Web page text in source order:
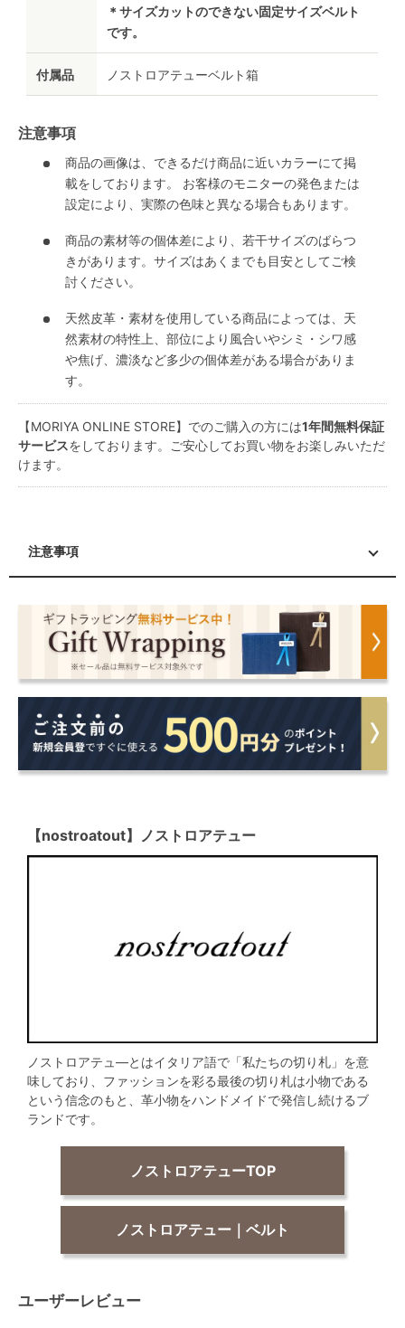
＊サイズカットのできない固定サイズベルト
です。
付属品 ノストロアテューベルト箱
注意事項
商品の画像は、できるだけ商品に近いカラーにて掲
載をしております。 お客様のモニターの発色または
設定により、実際の色味と異なる場合もあります。
商品の素材等の個体差により、若干サイズのばらつ
きがあります。サイズはあくまでも目安としてご検
討ください。
天然皮革・素材を使用している商品によっては、天
然素材の特性上、部位により風合いやシミ・シワ感
や焦げ、濃淡など多少の個体差がある場合がありま
す。
【MORIYA ONLINE STORE】でのご購入の方には1年間無料保証
サービスをしております。ご安心してお買い物をお楽しみいただ
けます。
注意事項
【nostroatout】ノストロアテュー
ノストロアテュ―とはイタリア語で「私たちの切り札」を意
味しており、ファッションを彩る最後の切り札は小物である
という信念のもと、革小物をハンドメイドで発信し続けるブ
ランドです。
ノストロアテューTOP
ノストロアテュー｜ベルト
ユーザーレビュー